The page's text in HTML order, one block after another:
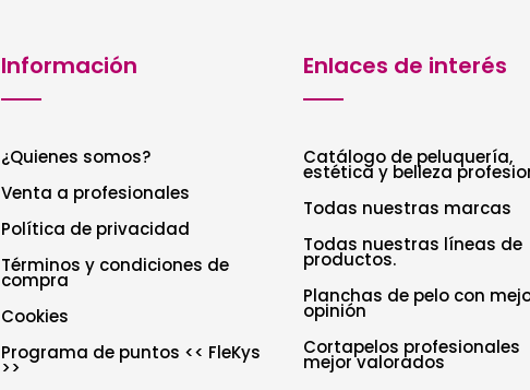
Información
¿Quienes somos?
Venta a profesionales
Política de privacidad
Términos y condiciones de
compra
Cookies
Programa de puntos << FleKys
>>
Enlaces de interés
Catálogo de peluquería,
estética y belleza
Todas nuestras marcas
Todas nuestras líneas de
productos.
Planchas de pelo con
opinión
Cortapelos profesionales
mejor valorados